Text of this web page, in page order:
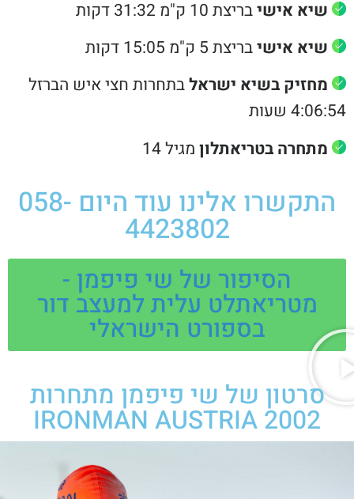
שיא אישיבריצת 10 ק"מ 31:32 דקות
שיא אישיבריצת 5 ק"מ 15:05 דקות
מחזיק בשיא ישראלבתחרות חצי איש הברזל
שעות
מתחרה בטריאתלוןמגיל 14
התקשרו אלינו עוד היום 058-
4423802
הסיפור של שי פיפמן -
מטריאתלט עלית למעצב דור
בספורט הישראלי
סרטון של שי פיפמן מתחרות
IRONMAN AUSTRIA 2002